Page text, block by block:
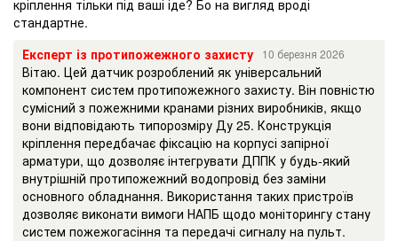
кріплення тільки під ваші іде? Бо на вигляд вроді
стандартне.
Експерт із протипожежного захисту
10 березня 2026
Вітаю. Цей датчик розроблений як універсальний
компонент систем протипожежного захисту. Він повністю
сумісний з пожежними кранами різних виробників, якщо
вони відповідають типорозміру Ду 25. Конструкція
кріплення передбачає фіксацію на корпусі запірної
арматури, що дозволяє інтегрувати ДППК у будь-який
внутрішній протипожежний водопровід без заміни
основного обладнання. Використання таких пристроїв
дозволяє виконати вимоги НАПБ щодо моніторингу стану
систем пожежогасіння та передачі сигналу на пульт.